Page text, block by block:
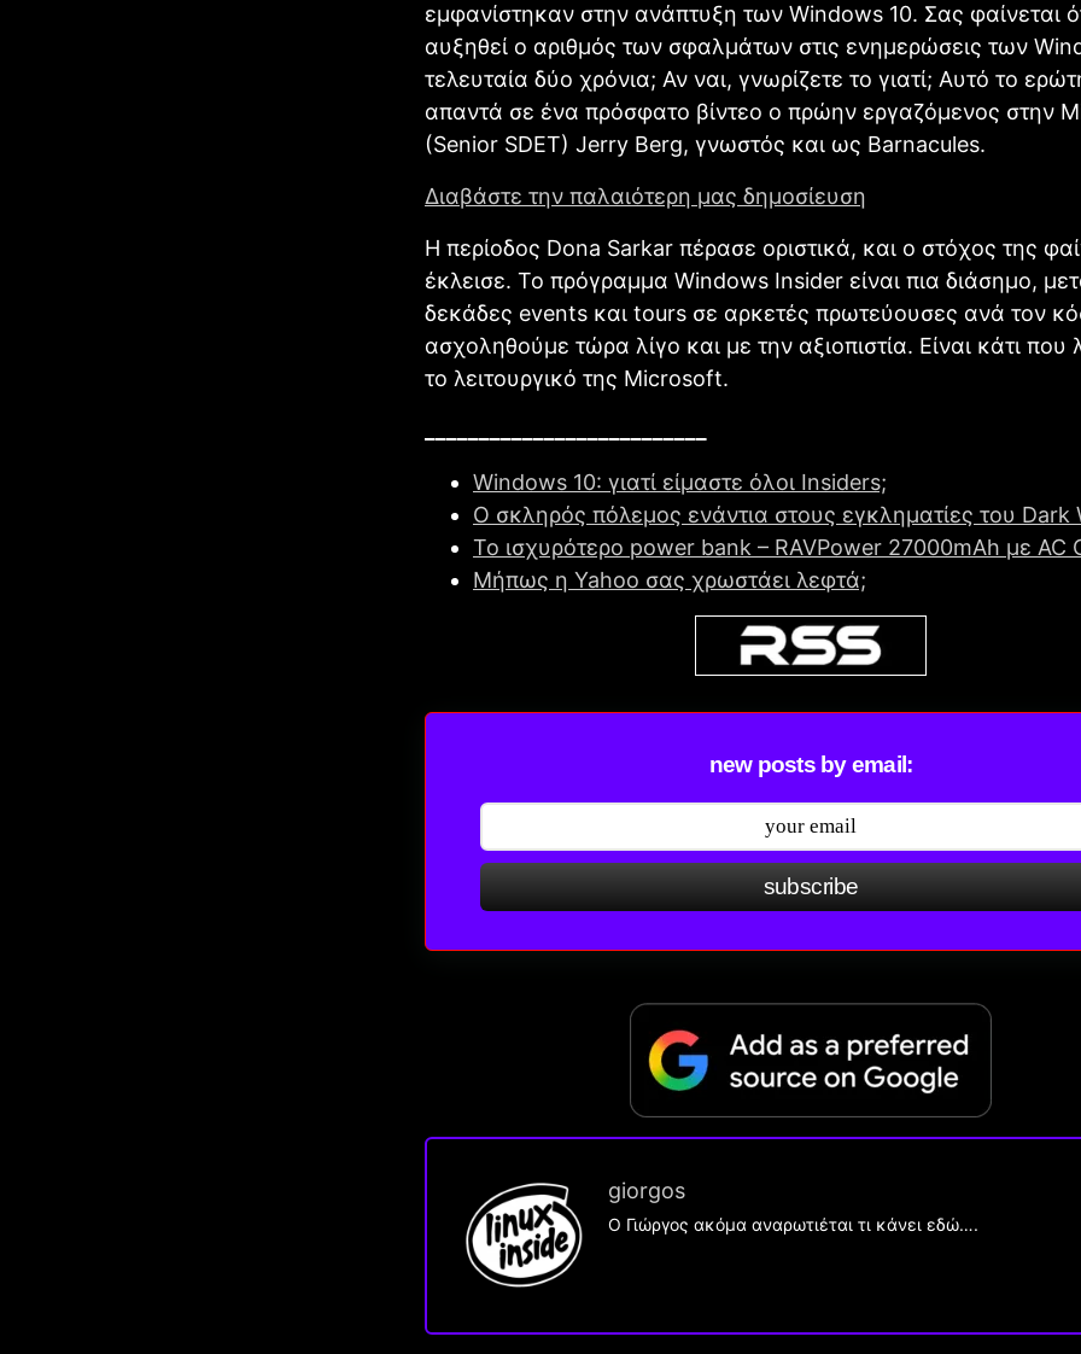
εμφανίστηκαν στην ανάπτυξη των Windows 10. Σας φαίνεται
αυξηθεί ο αριθμός των σφαλμάτων στις ενημερώσεις των
τελευταία δύο χρόνια; Αν ναι, γνωρίζετε το γιατί; Αυτό το
απαντά σε ένα πρόσφατο βίντεο ο πρώην εργαζόμενος στην
(Senior SDET) Jerry Berg, γνωστός και ως Barnacules.
Διαβάστε την παλαιότερη μας δημοσίευση
Η περίοδος Dona Sarkar πέρασε οριστικά, και ο στόχος της
έκλεισε. Το πρόγραμμα Windows Insider είναι πια διάσημο,
δεκάδες events και tours σε αρκετές πρωτεύουσες ανά τον
ασχοληθούμε τώρα λίγο και με την αξιοπιστία. Είναι κάτι που
το λειτουργικό της Microsoft.
Windows 10: γιατί είμαστε όλοι Insiders;
Ο σκληρός πόλεμος ενάντια στους εγκληματίες του Dark
Το ισχυρότερο power bank – RAVPower 27000mAh με AC
Μήπως η Yahoo σας χρωστάει λεφτά;
new posts by email:
subscribe
giorgos
Ο Γιώργος ακόμα αναρωτιέται τι κάνει εδώ….